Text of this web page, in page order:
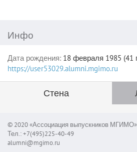
Инфо
Дата рождения: 18 февраля 1985 (41
https://user53029.alumni.mgimo.ru
Стена
© 2020 «Ассоциация выпускников МГИМО»
Тел.: +7(495)225-40-49
alumni@mgimo.ru